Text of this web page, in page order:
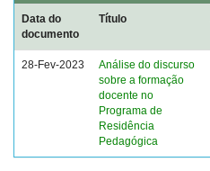
Data do
documento
Título
28-Fev-2023
Análise do discurso
sobre a formação
docente no
Programa de
Residência
Pedagógica